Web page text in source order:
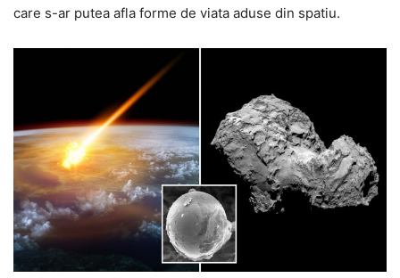
care s-ar putea afla forme de viata aduse din spatiu.